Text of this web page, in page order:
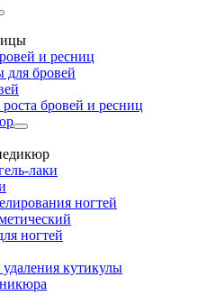
и ресниц
для бровей
бровей и ресниц
лаки
ногтей
ногтей
удаления кутикулы